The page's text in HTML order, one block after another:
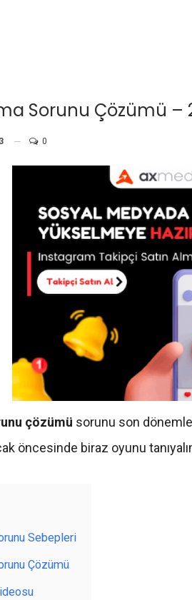
Sorunu Çözümü –
0
çözümü sorunu son
öncesinde biraz oyunu
Sebepleri
Çözümü